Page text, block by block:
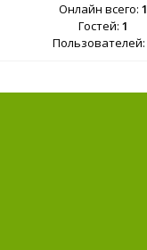
Онлайн всего: 1
Гостей: 1
Пользователей: